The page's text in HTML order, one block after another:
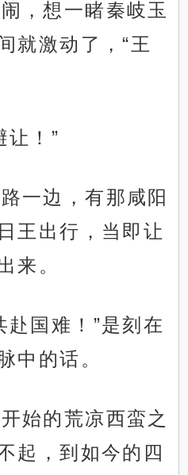
，想一睹秦岐玉
就激动了，“王
让！”
一边，有那咸阳
王出行，当即让
来。
赴国难！”是刻在
中的话。
始的荒凉西蛮之
起，到如今的四